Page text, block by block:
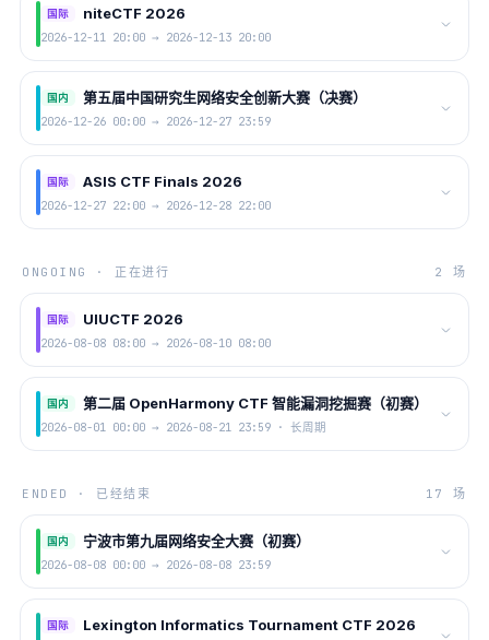
国际 niteCTF 2026
2026-12-11 20:00 → 2026-12-13 20:00
国内 第五届中国研究生网络安全创新大赛（决赛）
2026-12-26 00:00 → 2026-12-27 23:59
国际 ASIS CTF Finals 2026
2026-12-27 22:00 → 2026-12-28 22:00
ONGOING · 正在进行 2 场
国际 UIUCTF 2026
2026-08-08 08:00 → 2026-08-10 08:00
国内 第二届 OpenHarmony CTF 智能漏洞挖掘赛（初赛）
2026-08-01 00:00 → 2026-08-21 23:59 · 长周期
ENDED · 已经结束 17 场
国内 宁波市第九届网络安全大赛（初赛）
2026-08-08 00:00 → 2026-08-08 23:59
国际 Lexington Informatics Tournament CTF 2026